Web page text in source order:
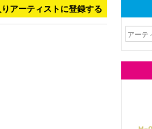
アーティストに登録する